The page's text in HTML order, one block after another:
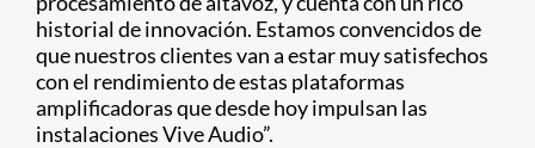
historial de innovación. Estamos convencidos de
que nuestros clientes van a estar muy satisfechos
con el rendimiento de estas plataformas
amplificadoras que desde hoy impulsan las
instalaciones Vive Audio”.